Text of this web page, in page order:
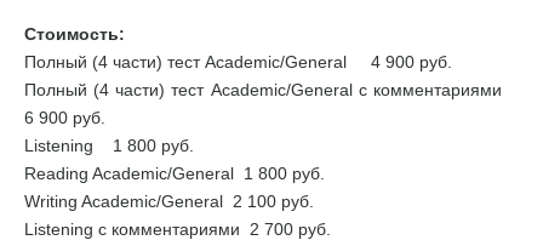
Стоимость:
Полный (4 части) тест Academic/General 4 900 руб.
Полный (4 части) тест Academic/General с комментариями
6 900 руб.
Listening 1 800 руб.
Reading Academic/General 1 800 руб.
Writing Academic/General 2 100 руб.
Listening с комментариями 2 700 руб.